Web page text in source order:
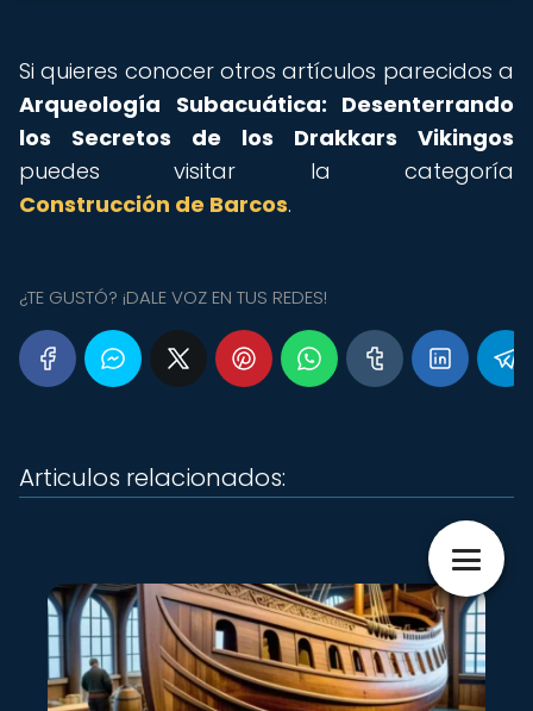
Si quieres conocer otros artículos parecidos a
Arqueología Subacuática: Desenterrando
los Secretos de los Drakkars Vikingos
puedes visitar la categoría
Construcción de Barcos.
¿TE GUSTÓ? ¡DALE VOZ EN TUS REDES!
Articulos relacionados: